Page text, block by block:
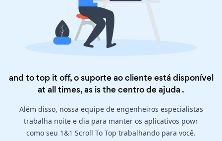
and to top it off, o suporte ao cliente está disponível
at all times, as is thecentro de ajuda .
Além disso, nossa equipe de engenheiros especialistas
trabalha noite e dia para manter os aplicativos powr
como seu 1&1 Scroll To Top trabalhando para você.